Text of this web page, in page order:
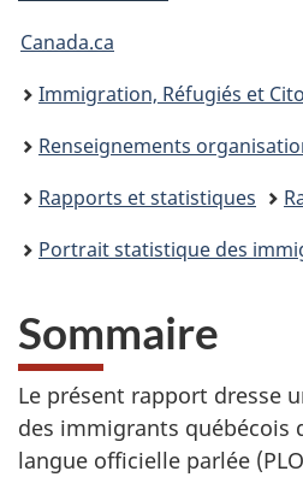
Vous
êtes
ici :
Canada.ca
Immigration, Réfugiés et
Renseignements
Rapports et statistiques
Portrait statistique des
Sommaire
Le présent rapport dresse
des immigrants québécois
langue officielle parlée